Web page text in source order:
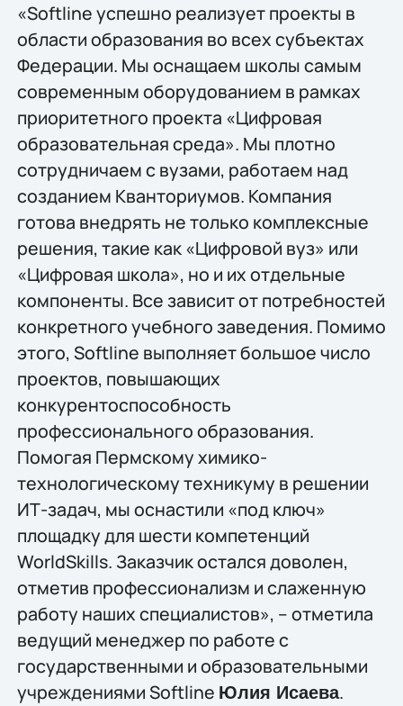
«Softline успешно реализует проекты в
области образования во всех субъектах
Федерации. Мы оснащаем школы самым
современным оборудованием в рамках
приоритетного проекта «Цифровая
образовательная среда». Мы плотно
сотрудничаем с вузами, работаем над
созданием Кванториумов. Компания
готова внедрять не только комплексные
решения, такие как «Цифровой вуз» или
«Цифровая школа», но и их отдельные
компоненты. Все зависит от потребностей
конкретного учебного заведения. Помимо
этого, Softline выполняет большое число
проектов, повышающих
конкурентоспособность
профессионального образования.
Помогая Пермскому химико-
технологическому техникуму в решении
ИТ-задач, мы оснастили «под ключ»
площадку для шести компетенций
WorldSkills. Заказчик остался доволен,
отметив профессионализм и слаженную
работу наших специалистов», – отметила
ведущий менеджер по работе с
государственными и образовательными
учреждениями Softline Юлия Исаева.